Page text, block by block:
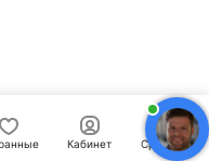
Кабинет Сравнение